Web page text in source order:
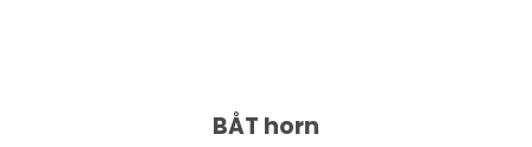
BÅT horn